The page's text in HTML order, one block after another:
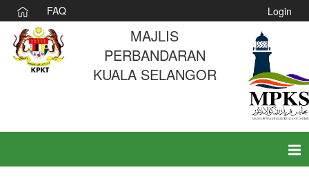
FAQ Login
MAJLIS
PERBANDARAN
KUALA SELANGOR